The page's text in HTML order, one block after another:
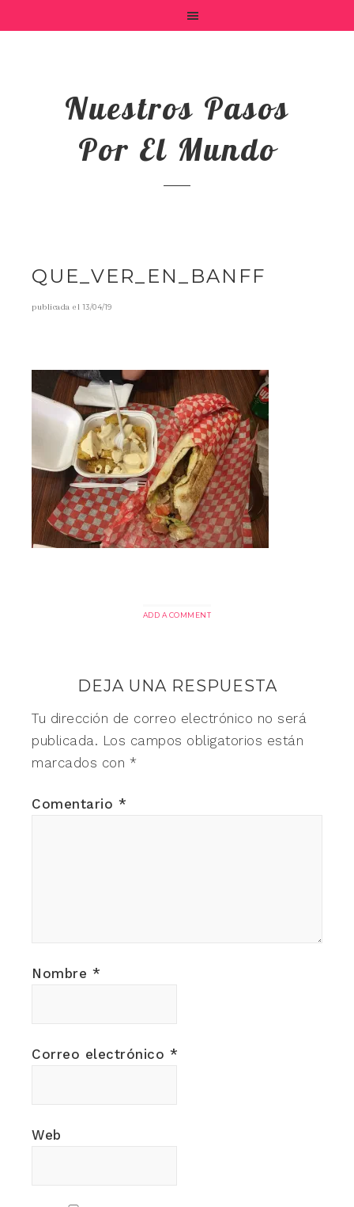
Nuestros Pasos
Por El Mundo
QUE_VER_EN_BANFF
publicada el13/04/19
ADD A COMMENT
DEJA UNA RESPUESTA
Tu dirección de correo electrónico no será
publicada. Los campos obligatorios están
marcados con *
Comentario *
Nombre *
Correo electrónico *
Web